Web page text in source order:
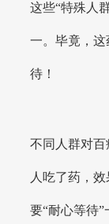
这些“特殊人
一。毕竟，这
待！
不同人群对
人吃了药，
要“耐心等待